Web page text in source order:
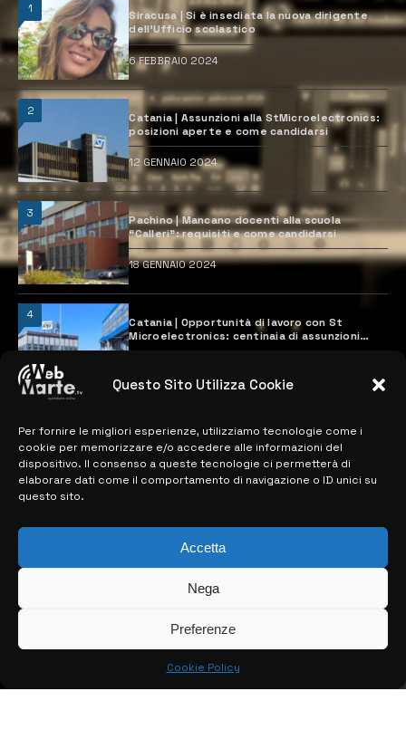
Questo Sito Utilizza Cookie
Per fornire le migliori esperienze, utilizziamo tecnologie come i
cookie per memorizzare e/o accedere alle informazioni del
dispositivo. Il consenso a queste tecnologie ci permetterà di
elaborare dati come il comportamento di navigazione o ID unici su
questo sito.
Accetta
Nega
Preferenze
Cookie Policy
1
Siracusa | Si è insediata la nuova dirigente
dell’Ufficio scolastico
6 FEBBRAIO 2024
2
Catania | Assunzioni alla StMicroelectronics:
posizioni aperte e come candidarsi
12 GENNAIO 2024
3
Pachino | Mancano docenti alla scuola
“Calleri”: requisiti e come candidarsi
18 GENNAIO 2024
4
Catania | Opportunità di lavoro con St
Microelectronics: centinaia di assunzioni
MAPPA DEL SITO
> NOTIZIE